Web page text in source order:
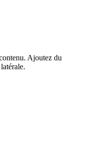
Ajoutez du